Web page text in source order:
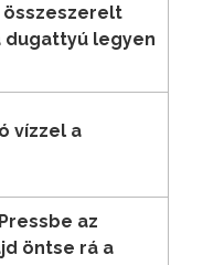
dugattyú legyen
vízzel a
az
öntse rá a